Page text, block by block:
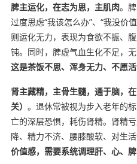
脾主运化，在志为思，主肌肉。
过度思虑“我该怎么办”、“我没价
则运化无力，表现为食欲不振、
钝。同时，脾虚气血生化不足，
这是茶饭不思、浑身无力、不愿活
肾主藏精，主骨生髓，通于脑，
关） 。退休常被视为步入老年的
亡的深层恐惧，耗伤肾精。肾精
降、精力不济、腰膝酸软、对生活
价值感，需要系统调理肝、心、